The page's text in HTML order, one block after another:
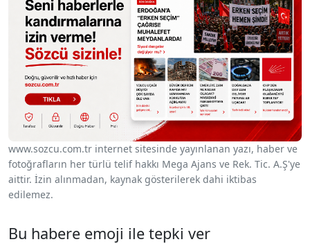
www.sozcu.com.tr internet sitesinde yayınlanan yazı, haber ve
fotoğrafların her türlü telif hakkı Mega Ajans ve Rek. Tic. A.Ş'ye
aittir. İzin alınmadan, kaynak gösterilerek dahi iktibas
edilemez.
Bu habere emoji ile tepki ver